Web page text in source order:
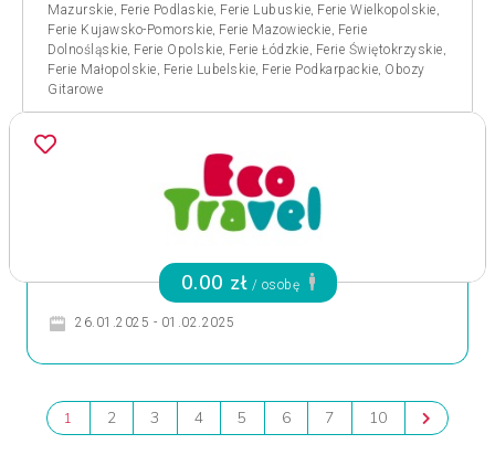
Mazurskie, Ferie Podlaskie, Ferie Lubuskie, Ferie Wielkopolskie,
Ferie Kujawsko-Pomorskie, Ferie Mazowieckie, Ferie
Dolnośląskie, Ferie Opolskie, Ferie Łódzkie, Ferie Świętokrzyskie,
Ferie Małopolskie, Ferie Lubelskie, Ferie Podkarpackie, Obozy
Gitarowe
0.00 zł / osobę
26.01.2025 - 01.02.2025
1 2 3 4 5 6 7 10